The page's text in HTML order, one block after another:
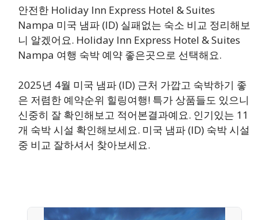
안전한 Holiday Inn Express Hotel & Suites
Nampa 미국 냄파 (ID) 실패없는 숙소 비교 정리해보
니 알겠어요. Holiday Inn Express Hotel & Suites
Nampa 여행 숙박 예약 좋은곳으로 선택해요.
2025년 4월 미국 냄파 (ID) 근처 가깝고 숙박하기 좋
은 저렴한 예약순위 힐링여행! 특가 상품들도 있으니
신중히 잘 확인해보고 적어본결과예요. 인기있는 11
개 숙박 시설 확인해보세요. 미국 냄파 (ID) 숙박 시설
중 비교 잘하셔서 찾아보세요.